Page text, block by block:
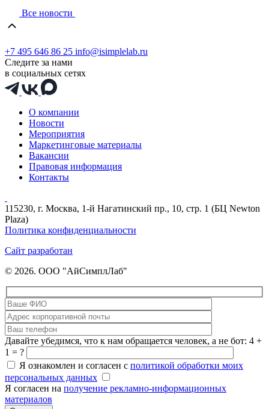
Все новости
+7 495 646 86 25 info@isimplelab.ru
Следите за нами
в социальных сетях
О компании
Новости
Мероприятия
Маркетинговые материалы
Вакансии
Правовая информация
Контакты
115230, г. Москва, 1-й Нагатинский пр., 10, стр. 1 (БЦ Newton
Plaza)
Политика конфиденциальности
Сайт разработан
© 2026. ООО "АйСимплЛаб"
Давайте убедимся, что к нам обращается человек, а не бот: 4 +
1 = ?
Я ознакомлен и согласен с политикой обработки моих
персональных данных
Я согласен на получение рекламно-информационных
материалов